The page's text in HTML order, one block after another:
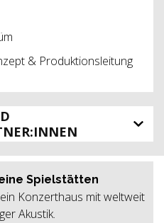
& Produktionsleitung
Spielstätten
Konzerthaus mit weltweit
Akustik.